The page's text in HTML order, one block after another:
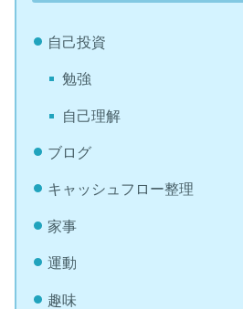
自己投資
勉強
自己理解
ブログ
キャッシュフロー整理
家事
運動
趣味